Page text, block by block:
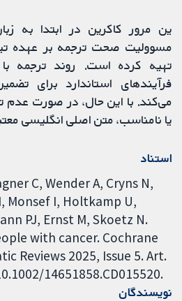
ین مرور کاکرین در ابتدا به
مسوولیت صحت ترجمه بر عهده
تهیه کرده است. روند ترجمه
فرآیندهای استاندارد برای
می‌کند. با این حال، در صورت عدم
یا نامناسب، متن اصلی انگلیسی
استناد
C, Wender A, Cryns N,
Monsef I, Holtkamp U,
PJ, Ernst M, Skoetz N.
with cancer. Cochrane
Reviews 2025, Issue 5. Art.
14651858.CD015520.
نویسندگان